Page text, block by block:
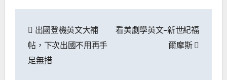
章
導
出國登機英文大補
帖，下次出國不用再手
足無措
看美劇學英文-新世紀福
爾摩斯